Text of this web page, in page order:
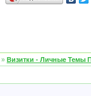
» Визитки - Личные Темы